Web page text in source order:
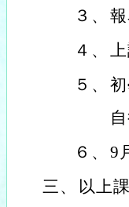
３、
４、
５、
６、 9
三、
以上